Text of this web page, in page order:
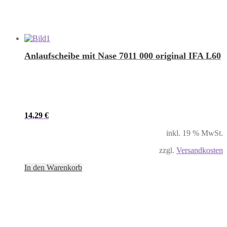
Anlaufscheibe mit Nase 7011 000 original IFA L60
14,29 €
inkl. 19 % MwSt.
zzgl. Versandkosten
In den Warenkorb